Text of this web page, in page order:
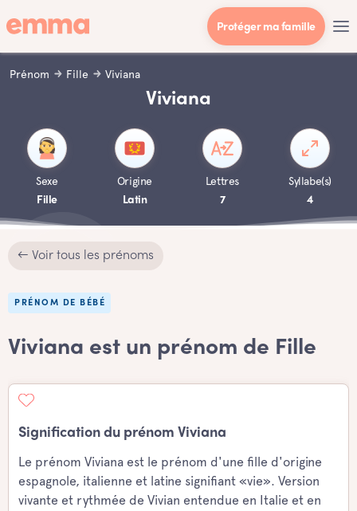
Protéger ma famille
Prénom Fille Viviana
Viviana
Sexe
Fille
Origine
Latin
Lettres
7
Syllabe(s)
4
← Voir tous les prénoms
PRÉNOM DE BÉBÉ
Viviana est un prénom de Fille
Signification du prénom Viviana
Le prénom Viviana est le prénom d'une fille d'origine
espagnole, italienne et latine signifiant «vie». Version
vivante et rythmée de Vivian entendue en Italie et en